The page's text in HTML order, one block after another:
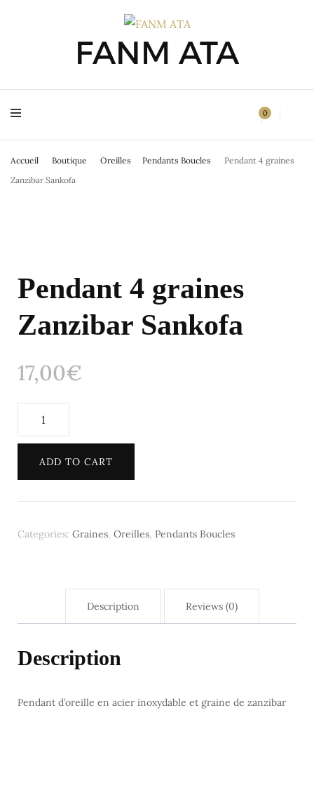
FANM ATA
0
FANM ATA
Accueil Boutique Oreilles Pendants Boucles
Pendant 4 graines
Zanzibar Sankofa
Pendant 4 graines
Zanzibar Sankofa
17,00€
Pendant
ADD TO CART
Categories: Graines, Oreilles, Pendants Boucles
Description Reviews (0)
Description
Pendant d’oreille en acier inoxydable et graine de zanzibar